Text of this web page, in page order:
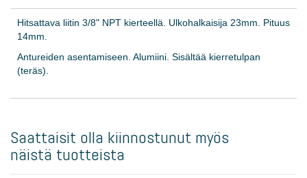
Hitsattava liitin 3/8" NPT kierteellä. Ulkohalkaisija 23mm. Pituus
14mm.
Antureiden asentamiseen. Alumiini. Sisältää kierretulpan
(teräs).
Saattaisit olla kiinnostunut myös
näistä tuotteista